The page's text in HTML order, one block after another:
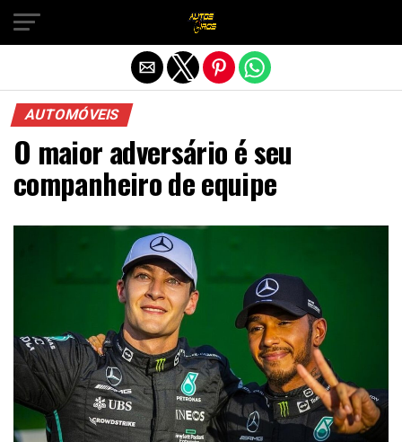
AUTOMÓVEIS
O maior adversário é seu
companheiro de equipe
Sair da versão mobile